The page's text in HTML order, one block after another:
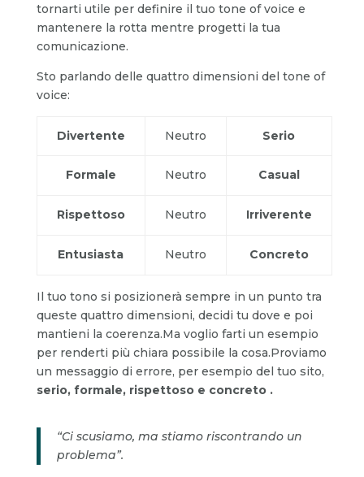
tornarti utile per definire il tuo tone of voice e
mantenere la rotta mentre progetti la tua
comunicazione.
Sto parlando delle quattro dimensioni del tone of
voice:
Divertente Neutro Serio
Formale Neutro Casual
Rispettoso Neutro Irriverente
Entusiasta Neutro Concreto
Il tuo tono si posizionerà sempre in un punto tra
queste quattro dimensioni, decidi tu dove e poi
mantieni la coerenza.Ma voglio farti un esempio
per renderti più chiara possibile la cosa.Proviamo
un messaggio di errore, per esempio del tuo sito,
serio, formale, rispettoso e concreto .
“Ci scusiamo, ma stiamo riscontrando un
problema”.